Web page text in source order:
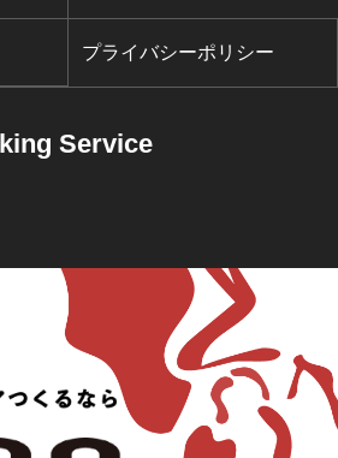
プライバシーポリシー
Service